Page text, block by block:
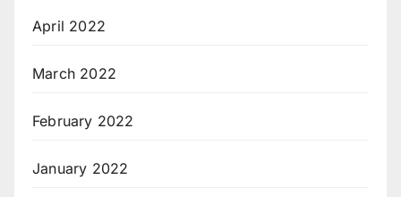
April 2022
March 2022
February 2022
January 2022